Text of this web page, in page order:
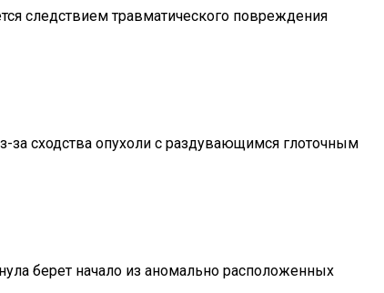
следствием травматического повреждения
за сходства опухоли с раздувающимся глоточным
берет начало из аномально расположенных